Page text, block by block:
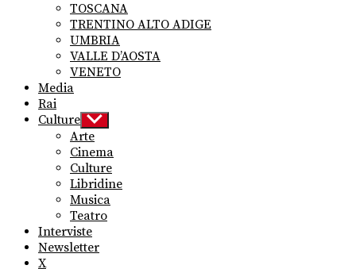
TOSCANA
TRENTINO ALTO ADIGE
UMBRIA
VALLE D’AOSTA
VENETO
Media
Rai
Culture Show
sub
menu
Arte
Cinema
Culture
Libridine
Musica
Teatro
Interviste
Newsletter
X